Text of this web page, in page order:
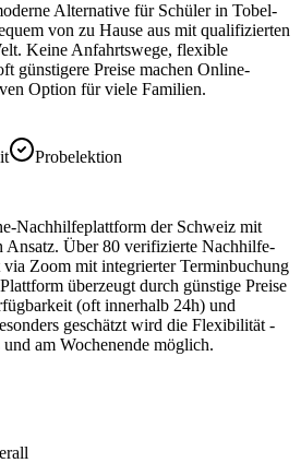
Alternative für Schüler in Tobel-
von zu Hause aus mit qualifizierten
Keine Anfahrtswege, flexible
günstigere Preise machen Online-
Option für viele Familien.
Probelektion
Nachhilfeplattform der Schweiz mit
Ansatz. Über 80 verifizierte Nachhilfe-
Zoom mit integrierter Terminbuchung
überzeugt durch günstige Preise
(oft innerhalb 24h) und
geschätzt wird die Flexibilität -
am Wochenende möglich.